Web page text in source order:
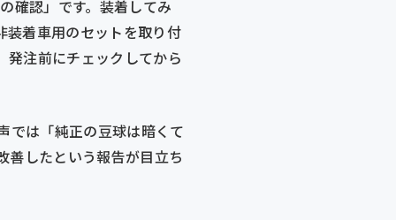
確認」です。装着してみ
装着車用のセットを取り付
発注前にチェックしてから
では「純正の豆球は暗くて
善したという報告が目立ち